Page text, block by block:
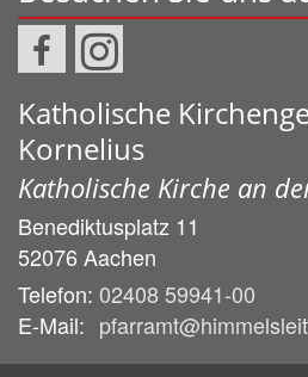
Katholische
Kornelius
Katholische Kirche an
Benediktusplatz 11
52076Aachen
Telefon: 02408 59941-00
E-Mail: